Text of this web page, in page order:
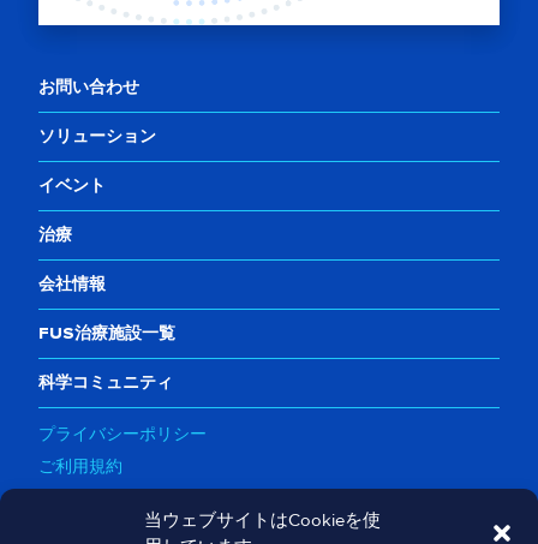
当ウェブサイトはCookieを使
ソリューション
治療
FUS治療施設一覧
イベント
会社情報
科学コミュニティ
お問い合わせ
プライバシーポリシー
ご利用規約
ソーシャルメディア